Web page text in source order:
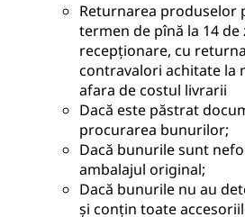
Returnarea produselor
termen de pînă la 14 de
recepționare, cu
contravalori achitate la
afara de costul livrarii
Dacă este păstrat
procurarea bunurilor;
Dacă bunurile sunt
ambalajul original;
Dacă bunurile nu au
și conțin toate